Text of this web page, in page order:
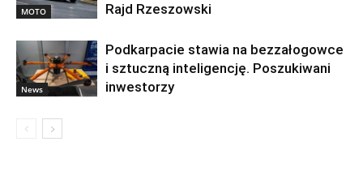
MOTO
Rajd Rzeszowski
News
Podkarpacie stawia na bezzałogowce
i sztuczną inteligencję. Poszukiwani
inwestorzy